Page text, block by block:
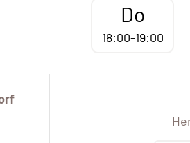
Do
18:00-19:00